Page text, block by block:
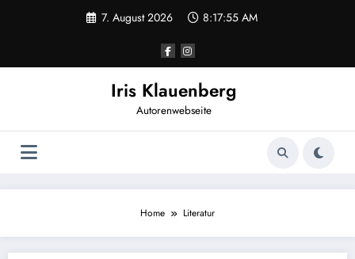
7. August 2026 8:17:55 AM
Iris Klauenberg
Autorenwebseite
Home Literatur